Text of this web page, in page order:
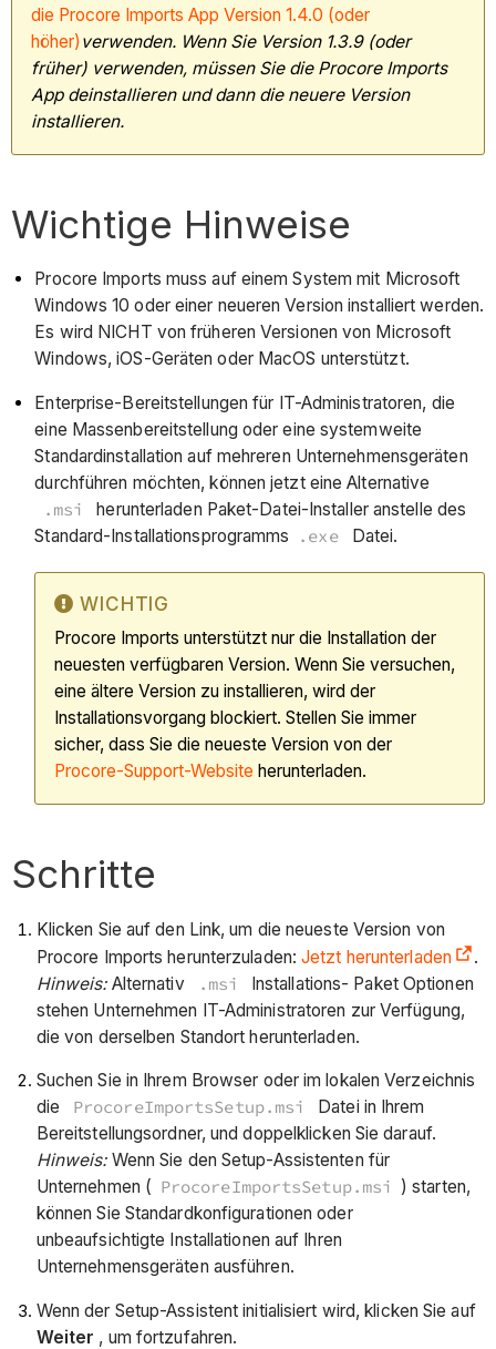
die Procore Imports App Version 1.4.0 (oder
höher) verwenden. Wenn Sie Version 1.3.9 (oder
früher) verwenden, müssen Sie die Procore Imports
App deinstallieren und dann die neuere Version
installieren.
Wichtige Hinweise
Procore Imports muss auf einem System mit Microsoft
Windows 10 oder einer neueren Version installiert werden.
Es wird NICHT von früheren Versionen von Microsoft
Windows, iOS-Geräten oder MacOS unterstützt.
Enterprise-Bereitstellungen für IT-Administratoren, die
eine Massenbereitstellung oder eine systemweite
Standardinstallation auf mehreren Unternehmensgeräten
durchführen möchten, können jetzt eine Alternative
.msi
herunterladen Paket-Datei-Installer anstelle des
Standard-Installationsprogramms
.exe Datei.
WICHTIG
Procore Imports unterstützt nur die Installation der
neuesten verfügbaren Version. Wenn Sie versuchen,
eine ältere Version zu installieren, wird der
Installationsvorgang blockiert. Stellen Sie immer
sicher, dass Sie die neueste Version von der
Procore-Support-Website herunterladen.
Schritte
Klicken Sie auf den Link, um die neueste Version von
Procore Imports herunterzuladen:Jetzt herunterladen
.
Hinweis: Alternativ .msi
Installations- Paket Optionen
stehen Unternehmen IT-Administratoren zur Verfügung,
die von derselben Standort herunterladen.
Suchen Sie in Ihrem Browser oder im lokalen Verzeichnis
die
ProcoreImportsSetup.msi
Datei in Ihrem
Bereitstellungsordner, und doppelklicken Sie darauf.
Hinweis: Wenn Sie den Setup-Assistenten für
Unternehmen ( ProcoreImportsSetup.msi ) starten,
können Sie Standardkonfigurationen oder
unbeaufsichtigte Installationen auf Ihren
Unternehmensgeräten ausführen.
Wenn der Setup-Assistent initialisiert wird, klicken Sie auf
Weiter , um fortzufahren.